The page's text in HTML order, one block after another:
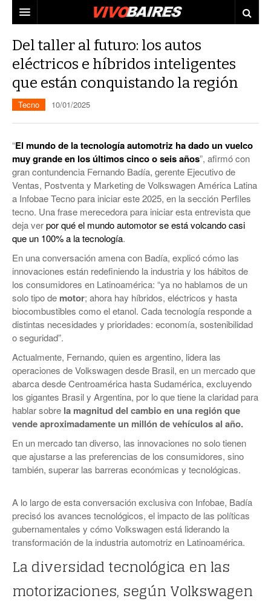
PAÍS
CONURBANO
ELECCIONES
JUDICIALES
AGENDA
PERSONAJES
ELLAS
TECNO
VIDEOS
Del taller al futuro: los autos
eléctricos e híbridos inteligentes
que están conquistando la región
Tecno 10/01/2025
“El mundo de la tecnología automotriz ha dado un vuelco
muy grande en los últimos cinco o seis años”, afirmó con
gran contundencia Fernando Badía, gerente Ejecutivo de
Ventas, Postventa y Marketing de Volkswagen América Latina
a Infobae Tecno para iniciar este 2025, en la sección Perfiles
tecno. Una frase merecedora para iniciar esta entrevista que
deja verpor qué el mundo automotor se está volcando casi
que un 100% a la tecnología.
En una conversación amena con Badía, explicó cómo las
innovaciones están redefiniendo la industria y los hábitos de
los consumidores en Latinoamérica: “ya no hablamos de un
solo tipo de motor; ahora hay híbridos, eléctricos y hasta
biocombustibles como el etanol. Cada tecnología responde a
distintas necesidades y prioridades: economía, sostenibilidad
o seguridad”.
Actualmente, Fernando, quien es argentino, lidera las
operaciones de Volkswagen desde Brasil, en un mercado que
abarca desde Centroamérica hasta Sudamérica, excluyendo
los gigantes Brasil y Argentina, por lo que tiene la claridad para
hablar sobre la magnitud del cambio en una región que
vende aproximadamente un millón de vehículos al año.
En un mercado tan diverso, las innovaciones no solo tienen
que ajustarse a las preferencias de los consumidores, sino
también, superar las barreras económicas y tecnológicas.
A lo largo de esta conversación exclusiva con Infobae, Badía
precisó los avances tecnológicos, el impacto de las políticas
gubernamentales y cómo Volkswagen está liderando la
transformación de la industria automotriz en Latinoamérica.
La diversidad tecnológica en las
motorizaciones, según Volkswagen